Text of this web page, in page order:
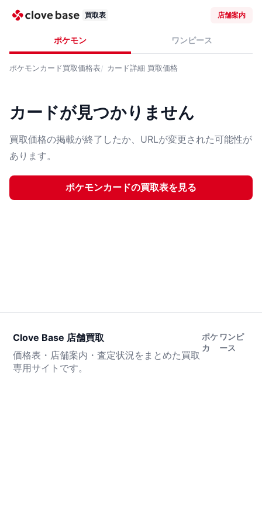
買取表 店舗案内
ポケモン ワンピース
ポケモンカード買取価格表 カード詳細 買取価格
カードが見つかりません
買取価格の掲載が終了したか、URLが変更された可能性が
あります。
ポケモンカードの買取表を見る
Clove Base 店舗買取
価格表・店舗案内・査定状況をまとめた買取
専用サイトです。
ポケ
カ
ワンピ
ース